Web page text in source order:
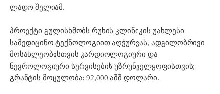
ლადო შელიამ.
პროექტი გულისხმობს რუხის კლინიკის უახლესი
სამედიცინო ტექნოლოგიით აღჭურვას, ადგილობრივი
მოსახლეობისთვის კარდიოლოგიური და
ნევროლოგიური სერვისების უზრუნველყოფისთვის;
გრანტის მოცულობა: 92,000 აშშ დოლარი.